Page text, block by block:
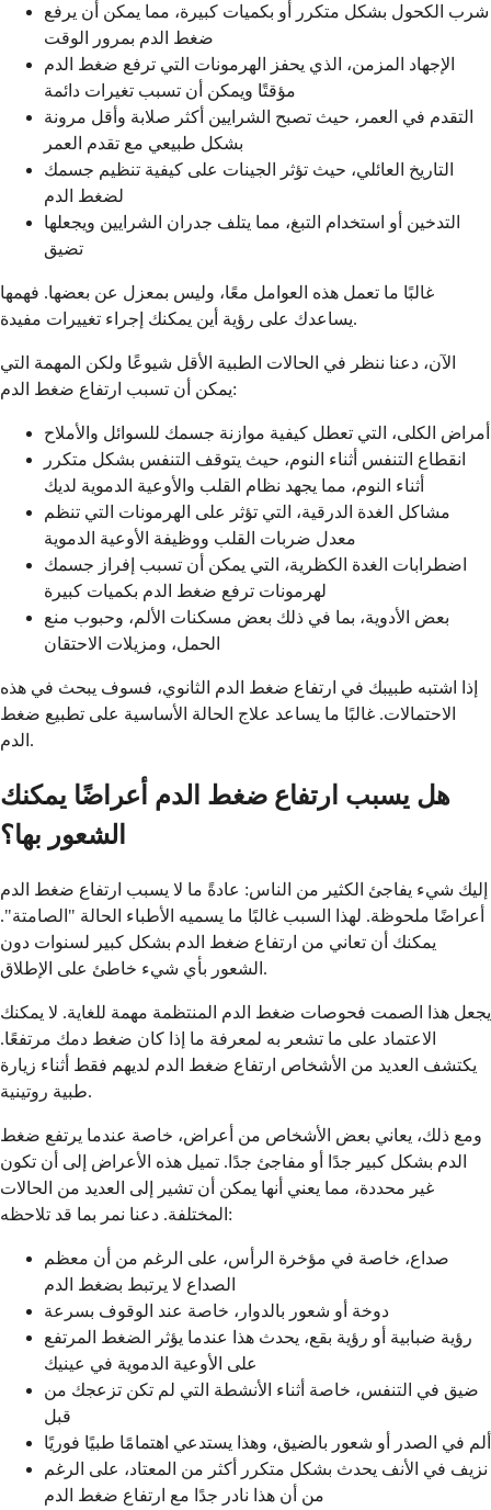
شرب الكحول بشكل متكرر أو بكميات كبيرة، مما يمكن أن يرفع
ضغط الدم بمرور الوقت
الإجهاد المزمن، الذي يحفز الهرمونات التي ترفع ضغط الدم
مؤقتًا ويمكن أن تسبب تغيرات دائمة
التقدم في العمر، حيث تصبح الشرايين أكثر صلابة وأقل مرونة
بشكل طبيعي مع تقدم العمر
التاريخ العائلي، حيث تؤثر الجينات على كيفية تنظيم جسمك
لضغط الدم
التدخين أو استخدام التبغ، مما يتلف جدران الشرايين ويجعلها
تضيق
غالبًا ما تعمل هذه العوامل معًا، وليس بمعزل عن بعضها. فهمها
يساعدك على رؤية أين يمكنك إجراء تغييرات مفيدة.
الآن، دعنا ننظر في الحالات الطبية الأقل شيوعًا ولكن المهمة التي
يمكن أن تسبب ارتفاع ضغط الدم:
أمراض الكلى، التي تعطل كيفية موازنة جسمك للسوائل والأملاح
انقطاع التنفس أثناء النوم، حيث يتوقف التنفس بشكل متكرر
أثناء النوم، مما يجهد نظام القلب والأوعية الدموية لديك
مشاكل الغدة الدرقية، التي تؤثر على الهرمونات التي تنظم
معدل ضربات القلب ووظيفة الأوعية الدموية
اضطرابات الغدة الكظرية، التي يمكن أن تسبب إفراز جسمك
لهرمونات ترفع ضغط الدم بكميات كبيرة
بعض الأدوية، بما في ذلك بعض مسكنات الألم، وحبوب منع
الحمل، ومزيلات الاحتقان
إذا اشتبه طبيبك في ارتفاع ضغط الدم الثانوي، فسوف يبحث في هذه
الاحتمالات. غالبًا ما يساعد علاج الحالة الأساسية على تطبيع ضغط
الدم.
هل يسبب ارتفاع ضغط الدم أعراضًا يمكنك
الشعور بها؟
إليك شيء يفاجئ الكثير من الناس: عادةً ما لا يسبب ارتفاع ضغط الدم
أعراضًا ملحوظة. لهذا السبب غالبًا ما يسميه الأطباء الحالة "الصامتة".
يمكنك أن تعاني من ارتفاع ضغط الدم بشكل كبير لسنوات دون
الشعور بأي شيء خاطئ على الإطلاق.
يجعل هذا الصمت فحوصات ضغط الدم المنتظمة مهمة للغاية. لا يمكنك
الاعتماد على ما تشعر به لمعرفة ما إذا كان ضغط دمك مرتفعًا.
يكتشف العديد من الأشخاص ارتفاع ضغط الدم لديهم فقط أثناء زيارة
طبية روتينية.
ومع ذلك، يعاني بعض الأشخاص من أعراض، خاصة عندما يرتفع ضغط
الدم بشكل كبير جدًا أو مفاجئ جدًا. تميل هذه الأعراض إلى أن تكون
غير محددة، مما يعني أنها يمكن أن تشير إلى العديد من الحالات
المختلفة. دعنا نمر بما قد تلاحظه:
صداع، خاصة في مؤخرة الرأس، على الرغم من أن معظم
الصداع لا يرتبط بضغط الدم
دوخة أو شعور بالدوار، خاصة عند الوقوف بسرعة
رؤية ضبابية أو رؤية بقع، يحدث هذا عندما يؤثر الضغط المرتفع
على الأوعية الدموية في عينيك
ضيق في التنفس، خاصة أثناء الأنشطة التي لم تكن تزعجك من
قبل
ألم في الصدر أو شعور بالضيق، وهذا يستدعي اهتمامًا طبيًا فوريًا
نزيف في الأنف يحدث بشكل متكرر أكثر من المعتاد، على الرغم
من أن هذا نادر جدًا مع ارتفاع ضغط الدم